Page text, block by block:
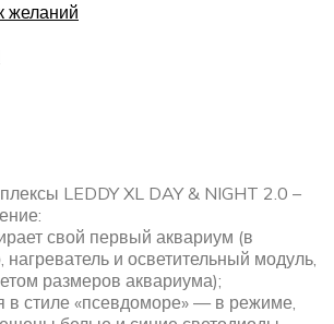
желаний
LEDDY XL DAY & NIGHT 2.0 –
свой первый аквариум (в
нагреватель и осветительный модуль,
размеров аквариума);
в стиле «псевдоморе» — в режиме,